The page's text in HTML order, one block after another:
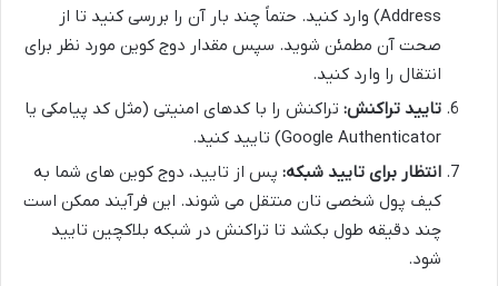
Address) وارد کنید. حتماً چند بار آن را بررسی کنید تا از
صحت آن مطمئن شوید. سپس مقدار دوج کوین مورد نظر برای
انتقال را وارد کنید.
تایید تراکنش: تراکنش را با کدهای امنیتی (مثل کد پیامکی یا
Google Authenticator) تایید کنید.
انتظار برای تایید شبکه: پس از تایید، دوج کوین های شما به
کیف پول شخصی تان منتقل می شوند. این فرآیند ممکن است
چند دقیقه طول بکشد تا تراکنش در شبکه بلاکچین تایید
شود.